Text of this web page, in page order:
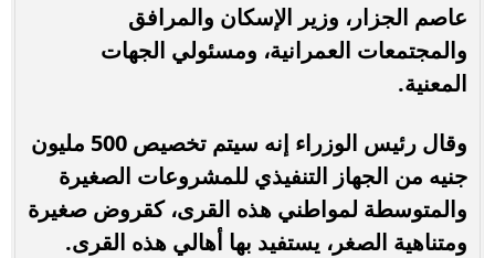
عاصم الجزار، وزير الإسكان والمرافق
والمجتمعات العمرانية، ومسئولي الجهات
المعنية.
وقال رئيس الوزراء إنه سيتم تخصيص 500 مليون
جنيه من الجهاز التنفيذي للمشروعات الصغيرة
والمتوسطة لمواطني هذه القرى، كقروض صغيرة
ومتناهية الصغر، يستفيد بها أهالي هذه القرى.